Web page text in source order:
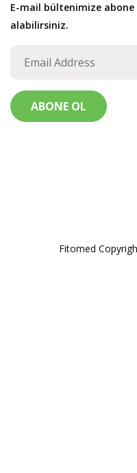
E-mail bültenimize
alabilirsiniz.
Fitomed